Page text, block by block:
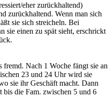
eher zurückhaltend)
zurückhaltend. Wenn man sich
sie sich streicheln. Bei
sie einen zu spät sieht, erschrickt
Nach 1 Woche fängt sie an
23 und 24 Uhr wird sie
sie ihr Geschäft macht. Dann
bis die Fam. zwischen 5 und 6